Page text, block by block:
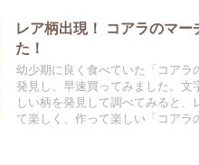
レア柄出現！ コアラのマ
た！
幼少期に良く食べていた「コアラ
発見し、早速買ってみました。文
しい柄を発見して調べてみると
て楽しく、作って楽しい「コアラ